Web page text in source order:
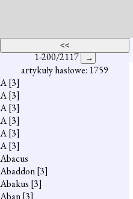
1-200/2117
artykuły hasłowe: 1759
A[3]
A[3]
A[3]
A[3]
A[3]
A[3]
Abacus
Abaddon[3]
Abakus [3]
Aban[3]